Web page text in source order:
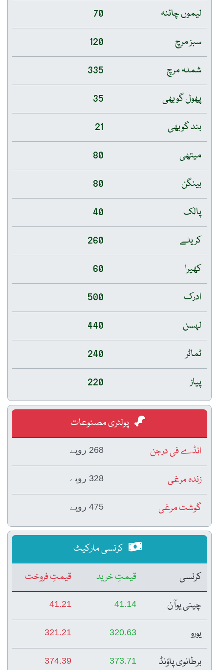
لیموں چائنہ
70
سبز مرچ
120
شملہ مرچ
335
پھول گوبھی
35
بند گوبھی
21
میتھی
80
بینگن
80
پالک
40
کریلے
260
کھیرا
60
ادرک
500
لہسن
440
ٹماٹر
240
پیاز
220
پولٹری مصنوعات
انڈے فی درجن
268 روپے
زندہ مرغی 328 روپے
گوشت مرغی 475 روپے
کرنسی مارکیٹ
کرنسی
قیمتِ خرید
قیمتِ فروخت
چینی یوآن
41.14
41.21
یورو 320.63
321.21
برطانوی پاؤنڈ 373.71
374.39